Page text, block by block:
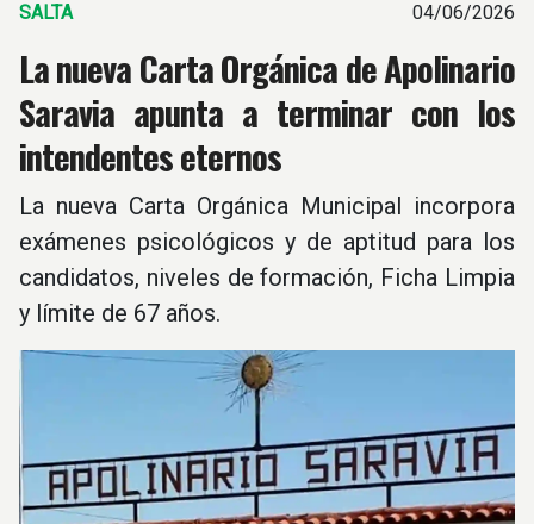
SALTA 04/06/2026
La nueva Carta Orgánica de Apolinario
Saravia apunta a terminar con los
intendentes eternos
La nueva Carta Orgánica Municipal incorpora
exámenes psicológicos y de aptitud para los
candidatos, niveles de formación, Ficha Limpia
y límite de 67 años.